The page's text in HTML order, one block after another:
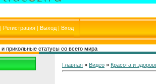
| Регистрация | Выход | Вход
прикольные статусы со всего мира
Главная » Видео » Красота и